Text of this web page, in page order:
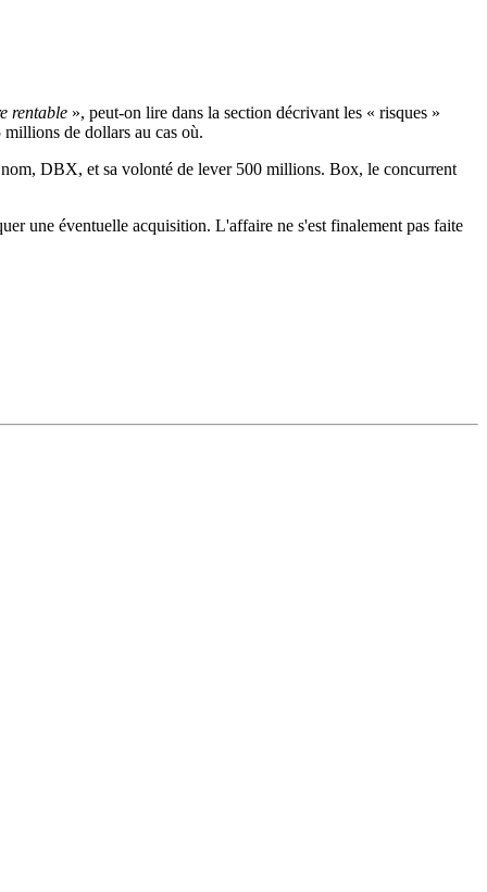
rentable », peut-on lire dans la section décrivant les « risques »
de dollars au cas où.
DBX, et sa volonté de lever 500 millions. Box, le concurrent
une éventuelle acquisition. L'affaire ne s'est finalement pas faite